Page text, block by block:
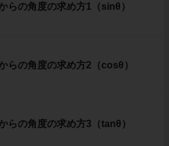
らの角度の求め方1（sinθ）
らの角度の求め方2（cosθ）
らの角度の求め方3（tanθ）